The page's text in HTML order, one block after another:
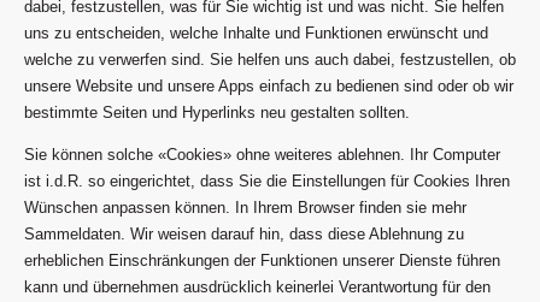
dabei, festzustellen, was für Sie wichtig ist und was nicht. Sie helfen
uns zu entscheiden, welche Inhalte und Funktionen erwünscht und
welche zu verwerfen sind. Sie helfen uns auch dabei, festzustellen, ob
unsere Website und unsere Apps einfach zu bedienen sind oder ob wir
bestimmte Seiten und Hyperlinks neu gestalten sollten.
Sie können solche «Cookies» ohne weiteres ablehnen. Ihr Computer
ist i.d.R. so eingerichtet, dass Sie die Einstellungen für Cookies Ihren
Wünschen anpassen können. In Ihrem Browser finden sie mehr
Sammeldaten. Wir weisen darauf hin, dass diese Ablehnung zu
erheblichen Einschränkungen der Funktionen unserer Dienste führen
kann und übernehmen ausdrücklich keinerlei Verantwortung für den